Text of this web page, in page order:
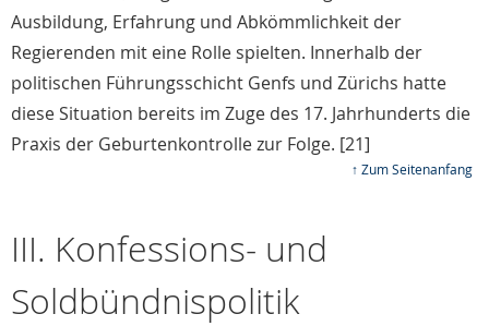
Ausbildung, Erfahrung und Abkömmlichkeit der
Regierenden mit eine Rolle spielten. Innerhalb der
politischen Führungsschicht Genfs und Zürichs hatte
diese Situation bereits im Zuge des 17. Jahrhunderts die
Praxis der Geburtenkontrolle zur Folge. [21]
↑ Zum Seitenanfang
III. Konfessions- und
Soldbündnispolitik